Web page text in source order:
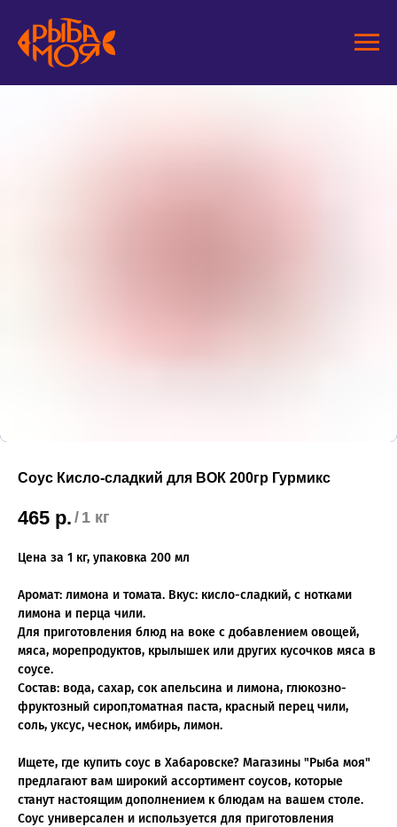
Соус Кисло-сладкий для ВОК 200гр Гурмикс
465 р. / 1 кг
Цена за 1 кг, упаковка 200 мл
Аромат: лимона и томата. Вкус: кисло-сладкий, с нотками
лимона и перца чили.
Для приготовления блюд на воке с добавлением овощей,
мяса, морепродуктов, крылышек или других кусочков мяса в
соусе.
Состав: вода, сахар, сок апельсина и лимона, глюкозно-
фруктозный сироп,томатная паста, красный перец чили,
соль, уксус, чеснок, имбирь, лимон.
Ищете, где купить соус в Хабаровске? Магазины "Рыба моя"
предлагают вам широкий ассортимент соусов, которые
станут настоящим дополнением к блюдам на вашем столе.
Соус универсален и используется для приготовления